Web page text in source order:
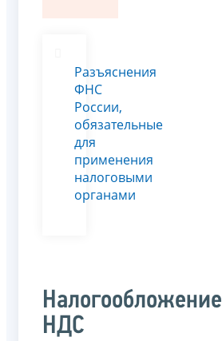
Разъяснения
ФНС
России,
обязательные
для
применения
налоговыми
органами
Налогообложение
НДС